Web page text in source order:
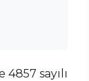
sayılı